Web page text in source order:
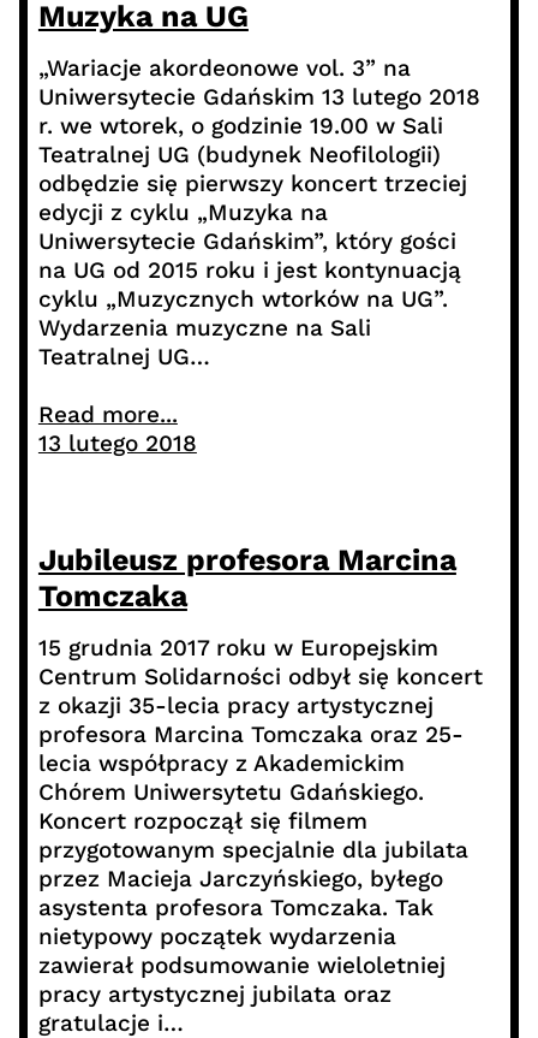
Muzyka na UG
„Wariacje akordeonowe vol. 3” na
Uniwersytecie Gdańskim 13 lutego 2018
r. we wtorek, o godzinie 19.00 w Sali
Teatralnej UG (budynek Neofilologii)
odbędzie się pierwszy koncert trzeciej
edycji z cyklu „Muzyka na
Uniwersytecie Gdańskim”, który gości
na UG od 2015 roku i jest kontynuacją
cyklu „Muzycznych wtorków na UG”.
Wydarzenia muzyczne na Sali
Teatralnej UG…
Read more...
13 lutego 2018
Jubileusz profesora Marcina
Tomczaka
15 grudnia 2017 roku w Europejskim
Centrum Solidarności odbył się koncert
z okazji 35-lecia pracy artystycznej
profesora Marcina Tomczaka oraz 25-
lecia współpracy z Akademickim
Chórem Uniwersytetu Gdańskiego.
Koncert rozpoczął się filmem
przygotowanym specjalnie dla jubilata
przez Macieja Jarczyńskiego, byłego
asystenta profesora Tomczaka. Tak
nietypowy początek wydarzenia
zawierał podsumowanie wieloletniej
pracy artystycznej jubilata oraz
gratulacje i…